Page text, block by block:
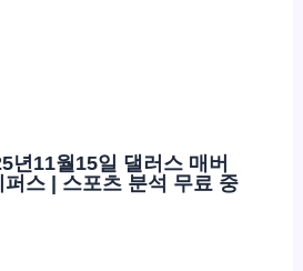
년11월15일 댈러스 매버
스 | 스포츠 분석 무료 중